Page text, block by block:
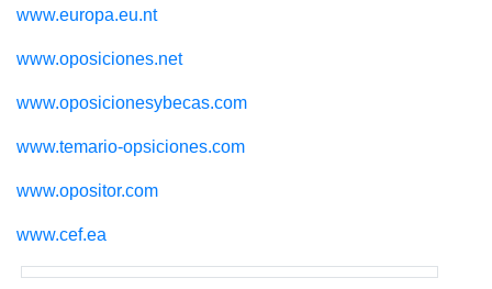
www.europa.eu.nt
www.oposiciones.net
www.oposicionesybecas.com
www.temario-opsiciones.com
www.opositor.com
www.cef.ea